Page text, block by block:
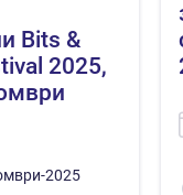
Bits &
2025,
2025